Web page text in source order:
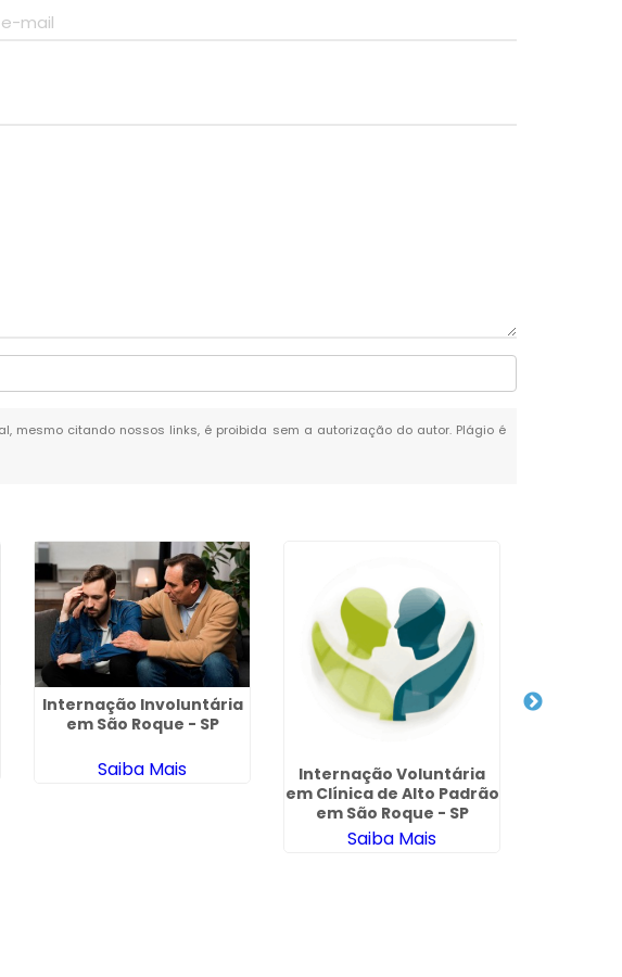
mesmo citando nossos links, é proibida sem a autorização do autor. Plágio é
Internação Involuntária
em São Roque - SP
Saiba Mais
Internação Voluntária
em Clínica de Alto Padrão
em São Roque - SP
Saiba Mais